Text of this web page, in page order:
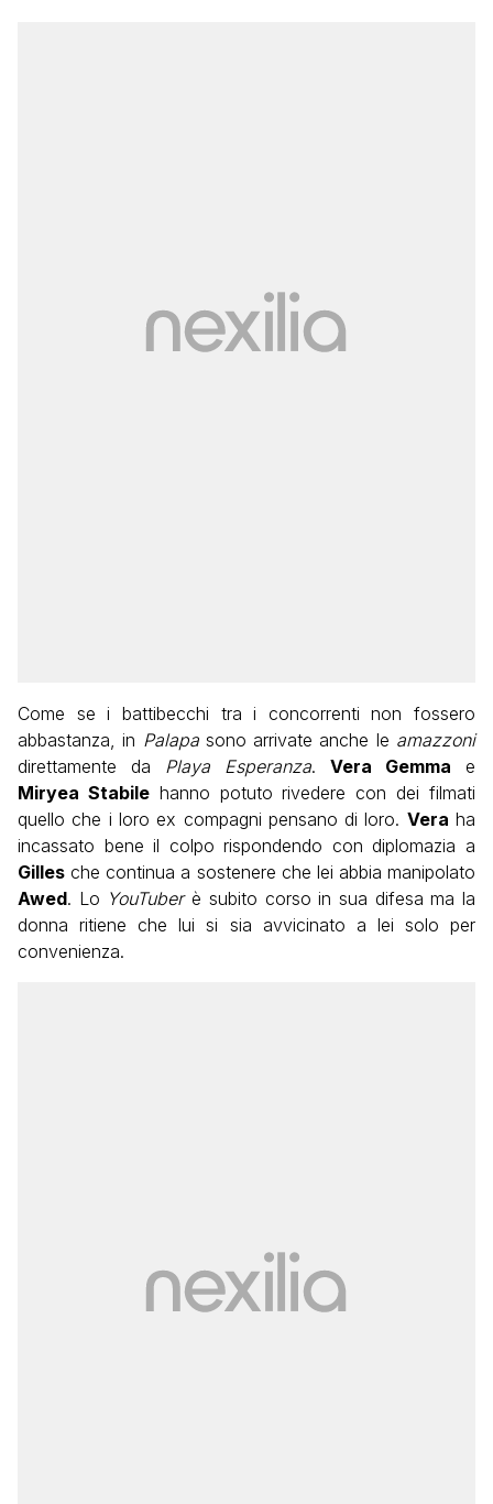
Come se i battibecchi tra i concorrenti non fossero
abbastanza, in Palapasono arrivate anche le amazzoni
direttamente da Playa Esperanza. Vera Gemma e
Miryea Stabilehanno potuto rivedere con dei filmati
quello che i loro ex compagni pensano di loro. Vera ha
incassato bene il colpo rispondendo con diplomazia a
Gilles che continua a sostenere che lei abbia manipolato
Awed. Lo YouTuberè subito corso in sua difesa ma la
donna ritiene che lui si sia avvicinato a lei solo per
convenienza.